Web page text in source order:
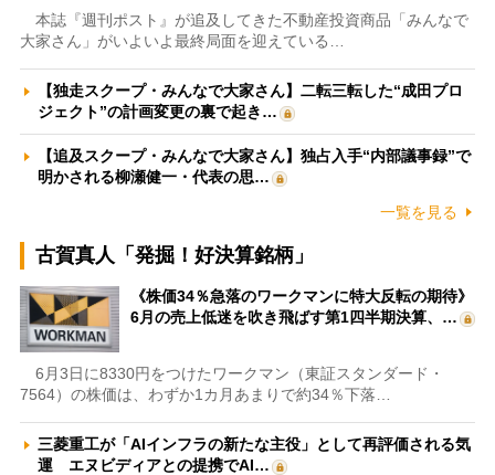
本誌『週刊ポスト』が追及してきた不動産投資商品「みんなで
大家さん」がいよいよ最終局面を迎えている…
【独走スクープ・みんなで大家さん】二転三転した“成田プロ
ジェクト”の計画変更の裏で起き…
【追及スクープ・みんなで大家さん】独占入手“内部議事録”で
明かされる柳瀬健一・代表の思…
一覧を見る
古賀真人「発掘！好決算銘柄」
《株価34％急落のワークマンに特大反転の期待》
6月の売上低迷を吹き飛ばす第1四半期決算、…
6月3日に8330円をつけたワークマン（東証スタンダード・
7564）の株価は、わずか1カ月あまりで約34％下落…
三菱重工が「AIインフラの新たな主役」として再評価される気
運 エヌビディアとの提携でAI…